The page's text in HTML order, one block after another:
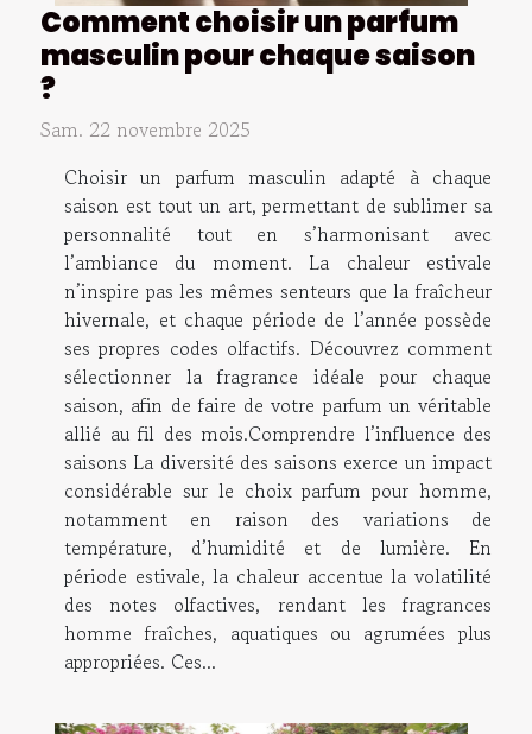
Comment choisir un parfum
masculin pour chaque saison
?
Sam. 22 novembre 2025
Choisir un parfum masculin adapté à chaque
saison est tout un art, permettant de sublimer sa
personnalité tout en s’harmonisant avec
l’ambiance du moment. La chaleur estivale
n’inspire pas les mêmes senteurs que la fraîcheur
hivernale, et chaque période de l’année possède
ses propres codes olfactifs. Découvrez comment
sélectionner la fragrance idéale pour chaque
saison, afin de faire de votre parfum un véritable
allié au fil des mois.Comprendre l’influence des
saisons La diversité des saisons exerce un impact
considérable sur le choix parfum pour homme,
notamment en raison des variations de
température, d’humidité et de lumière. En
période estivale, la chaleur accentue la volatilité
des notes olfactives, rendant les fragrances
homme fraîches, aquatiques ou agrumées plus
appropriées. Ces...